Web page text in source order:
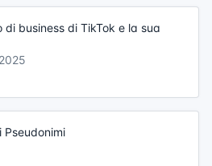
di business di TikTok e la sua
Pseudonimi